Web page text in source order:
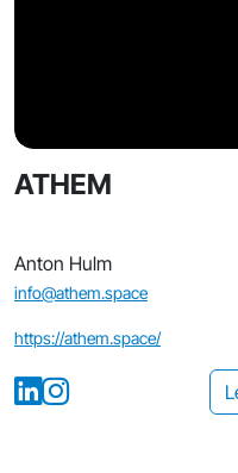
ATHEM
Anton Hulm
info@athem.space
https://athem.space/